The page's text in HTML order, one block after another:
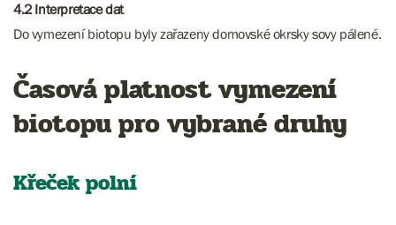
4.2 Interpretace dat
Do vymezení biotopu byly zařazeny domovské okrsky sovy pálené.
Časová platnost vymezení
biotopu pro vybrané druhy
Křeček polní